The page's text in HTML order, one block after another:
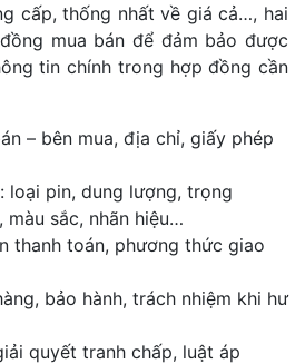
cấp, thống nhất về giá cả…, hai
mua bán để đảm bảo được
tin chính trong hợp đồng cần
– bên mua, địa chỉ, giấy phép
loại pin, dung lượng, trọng
màu sắc, nhãn hiệu…
thanh toán, phương thức giao
bảo hành, trách nhiệm khi hư
quyết tranh chấp, luật áp